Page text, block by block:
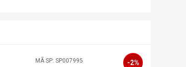
MÃ SP: SP007995 -2%